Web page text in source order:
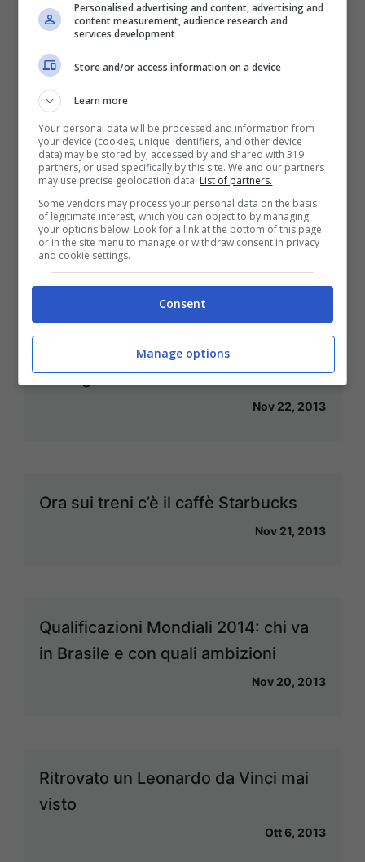
Lazio news: Petkovic vicino alla
Svizzera, si pensa al ritorno di Reja
La Svizzera dice No al tetto per gli
stipendi dei top manager
Nov 26, 2013
In Svizzera un referendum per
mettere un limite agli stipendi dei
manager
Nov 22, 2013
Ora sui treni c’è il caffè Starbucks
Nov 21, 2013
Qualificazioni Mondiali 2014: chi va
in Brasile e con quali ambizioni
Nov 20, 2013
Ritrovato un Leonardo da Vinci mai
visto
Ott 6, 2013
Personalised advertising and content, advertising and
content measurement, audience research and
services development
Store and/or access information on a device
Learn more
Your personal data will be processed and information from
your device (cookies, unique identifiers, and other device
data) may be stored by, accessed by and shared with 319
partners, or used specifically by this site. We and our partners
may use precise geolocation data. List of partners.
Some vendors may process your personal data on the basis
of legitimate interest, which you can object to by managing
your options below. Look for a link at the bottom of this page
or in the site menu to manage or withdraw consent in privacy
and cookie settings.
Consent
Manage options